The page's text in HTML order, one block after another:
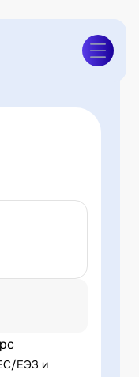
ЕЭЗ и